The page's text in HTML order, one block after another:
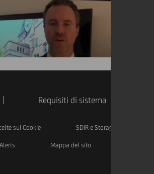
Requisiti di sistema
sui Cookie SDIR e Storage
Alerts Mappa del sito